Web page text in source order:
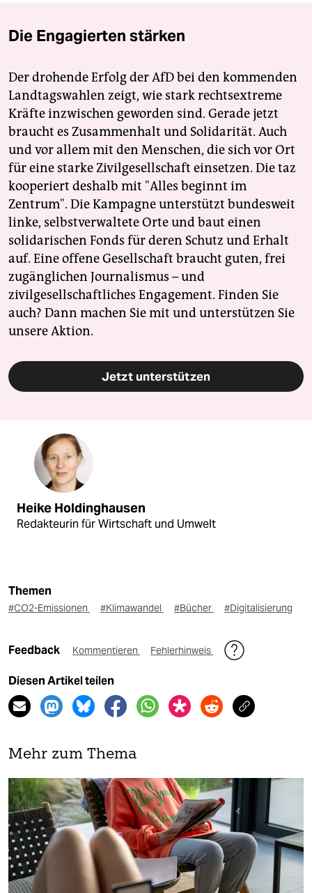
Die Engagierten stärken
Der drohende Erfolg der AfD bei den kommenden
Landtagswahlen zeigt, wie stark rechtsextreme
Kräfte inzwischen geworden sind. Gerade jetzt
braucht es Zusammenhalt und Solidarität. Auch
und vor allem mit den Menschen, die sich vor Ort
für eine starke Zivilgesellschaft einsetzen. Die taz
kooperiert deshalb mit "Alles beginnt im
Zentrum". Die Kampagne unterstützt bundesweit
linke, selbstverwaltete Orte und baut einen
solidarischen Fonds für deren Schutz und Erhalt
auf. Eine offene Gesellschaft braucht guten, frei
zugänglichen Journalismus – und
zivilgesellschaftliches Engagement. Finden Sie
auch? Dann machen Sie mit und unterstützen Sie
unsere Aktion.
Jetzt unterstützen
Heike Holdinghausen
Redakteurin für Wirtschaft und Umwelt
Themen
#CO2-Emissionen #Klimawandel #Bücher #Digitalisierung
Feedback Kommentieren Fehlerhinweis
Diesen Artikel teilen
Mehr zum Thema